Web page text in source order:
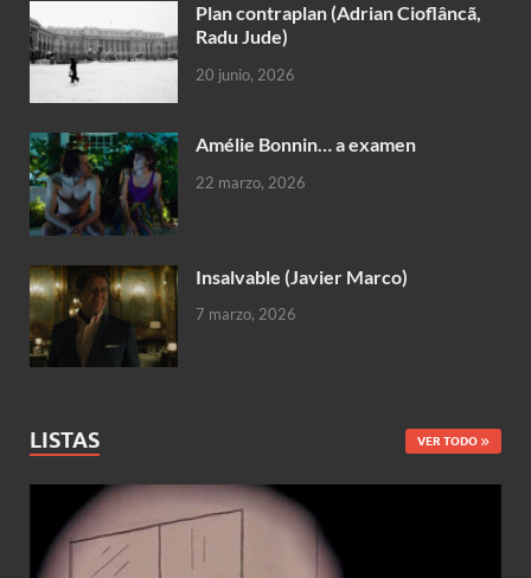
Plan contraplan (Adrian Cioflâncã,
Radu Jude)
20 junio, 2026
Amélie Bonnin… a examen
22 marzo, 2026
Insalvable (Javier Marco)
7 marzo, 2026
LISTAS VER TODO